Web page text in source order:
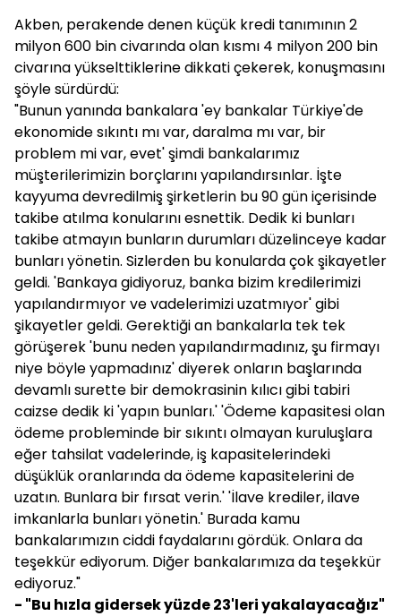
Akben, perakende denen küçük kredi tanımının 2
milyon 600 bin civarında olan kısmı 4 milyon 200 bin
civarına yükselttiklerine dikkati çekerek, konuşmasını
şöyle sürdürdü:
"Bunun yanında bankalara 'ey bankalar Türkiye'de
ekonomide sıkıntı mı var, daralma mı var, bir
problem mi var, evet' şimdi bankalarımız
müşterilerimizin borçlarını yapılandırsınlar. İşte
kayyuma devredilmiş şirketlerin bu 90 gün içerisinde
takibe atılma konularını esnettik. Dedik ki bunları
takibe atmayın bunların durumları düzelinceye kadar
bunları yönetin. Sizlerden bu konularda çok şikayetler
geldi. 'Bankaya gidiyoruz, banka bizim kredilerimizi
yapılandırmıyor ve vadelerimizi uzatmıyor' gibi
şikayetler geldi. Gerektiği an bankalarla tek tek
görüşerek 'bunu neden yapılandırmadınız, şu firmayı
niye böyle yapmadınız' diyerek onların başlarında
devamlı surette bir demokrasinin kılıcı gibi tabiri
caizse dedik ki 'yapın bunları.' 'Ödeme kapasitesi olan
ödeme probleminde bir sıkıntı olmayan kuruluşlara
eğer tahsilat vadelerinde, iş kapasitelerindeki
düşüklük oranlarında da ödeme kapasitelerini de
uzatın. Bunlara bir fırsat verin.' 'İlave krediler, ilave
imkanlarla bunları yönetin.' Burada kamu
bankalarımızın ciddi faydalarını gördük. Onlara da
teşekkür ediyorum. Diğer bankalarımıza da teşekkür
ediyoruz."
- "Bu hızla gidersek yüzde 23'leri yakalayacağız"